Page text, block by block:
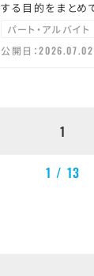
する目的をまとめ
パート・アルバイト
公開日：2026.07.02
1
1 / 13